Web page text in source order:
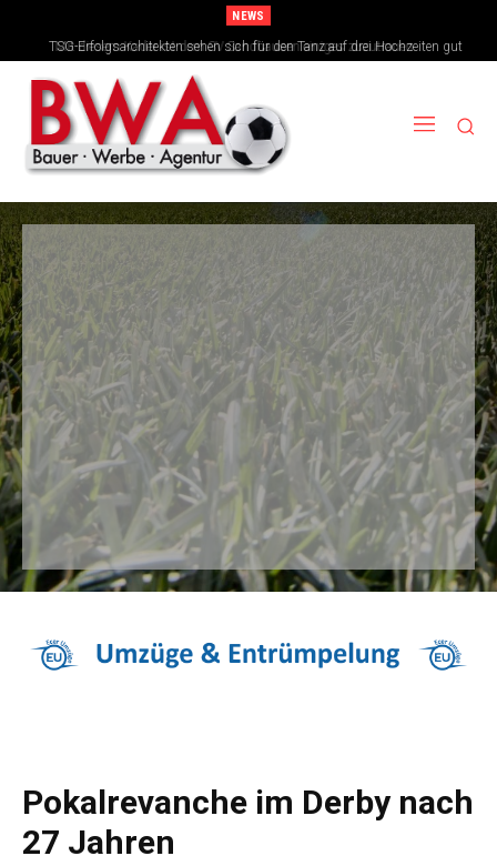
NEWS
TSG-Erfolgsarchitekten sehen sich für den Tanz auf drei Hochzeiten gut
aufgestellt
Pokalrevanche im Derby nach
27 Jahren